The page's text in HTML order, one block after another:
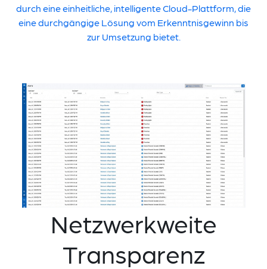
durch eine einheitliche, intelligente Cloud-Plattform, die
eine durchgängige Lösung vom Erkenntnisgewinn bis
zur Umsetzung bietet.
Netzwerkweite
Transparenz